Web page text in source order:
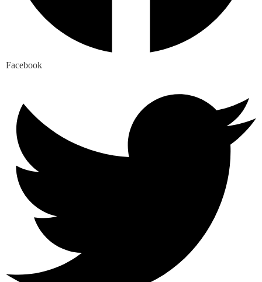
Facebook